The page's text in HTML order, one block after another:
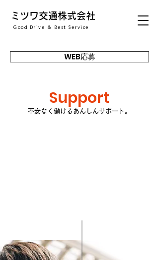
ミツワ交通株式会社
Good Drive ＆ Best Service
WEB応募
Support
不安なく働けるあんしんサポート。